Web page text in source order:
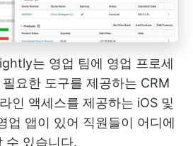
는 영업 팀에 영업 프로세
요한 도구를 제공하는 CRM
인 액세스를 제공하는 iOS 및
업 앱이 있어 직원들이 어디에
수 있습니다.